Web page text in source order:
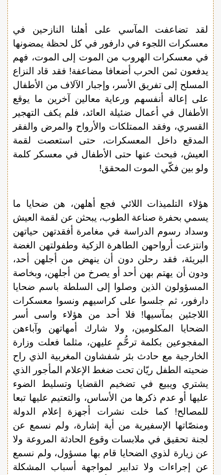
لقد تضاعفت المآسي على أهلنا النازحين في
معسكرات اللجوء في دارفور في كل لحظة يمضونها
في معسكرات الهروب من الموت إلى الموت، فهم
يدفعون ثمن الحرب أضعافا مضاعفة! فقد قاد النزاع
المسلح إلى تفريق الأسر، وإجبار الآلاف من الأطفال
على إعالة أنفسهم ورعاية معالين آخرين ما يوقع
الأطفال في أعمال ضئيلة العائد، فلم يكف التهجير
القسري، وفقد الممتلكات والأرواح والمرض والفقر
المدقع داخل المعسكرات، حتى استعصت لقمة
العيش، فبحث عنها حتى الأطفال في معسكر كلمة
ولو بين فكّي الموت المحقق!
هؤلاء التلميذات اللائي فجع أهلهن، هن ضحايا ما
يسمي بحفرة صناعة الطوب، يبحثن عن لقمة العيش
وسداد رسوم الدراسة في مغامرة أفقدتهن حياتهن
وانتزعت أرواحهن الطاهرة الزكية وطفولتهن الغضة
البريئة، فقد رحلن دون أن ينهض من أجلهن أحد،
ودون أن يهتم بهن أحد أو يصرخ من أجلهن، وبخاصة
المسؤولون الذين وصلوا إلى السلطة باسم ضحايا
دارفور، ثم جلسوا على كراسيهم ونسوا معسكرات
اللاجئين بمآسيها! فلا أحد من هؤلاء واسى أسر
الضحايا المكلومين، ولا شارك أمهاتهن وآباءهن
المفجوعين بكلمة ترحُّمٍ عليهن، مثلما فعلت وزارة
الخارجية مع حادث بئر شفشاون المغربية الذي راح
ضحيته الطفل ريّان تحت ضغط الإعلام المأجور الذي
يشتري ويبيع في تضخيم القضايا وتسليط الضوء
عليها أو عدم ذكرها من الأساس، والتعتيم عليها تبعا
للمصالح! كما خلت نشرات أجهزة إعلام الدولة
ومنصّاتها الإسفيرية من أية إشارة، ولم نسمع عن
لجنة تحقيق في ملابسات وقوع الحادثة المروعة ولا
عن زيارة لذوي الضحايا قام بها مسؤول، ولم نسمع
عن إجراءات ولا تدابير لمواجهة أسباب المشكلة